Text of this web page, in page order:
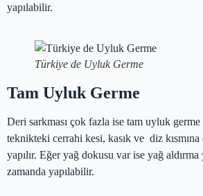
yapılabilir.
Türkiye de Uyluk Germe
Tam Uyluk Germe
Deri sarkması çok fazla ise tam uyluk
teknikteki cerrahi kesi, kasık ve diz
yapılır. Eğer yağ dokusu var ise yağ
zamanda yapılabilir.